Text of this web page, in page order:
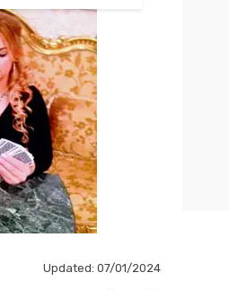
Updated: 07/01/2024